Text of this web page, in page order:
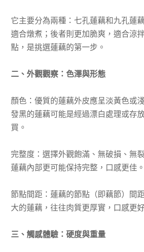
它主要分為兩種：七孔蓮藕和九孔蓮
適合燉煮；後者則更加脆爽，適合涼
點，是挑選蓮藕的第一步。
二、外觀觀察：色澤與形態
顏色：優質的蓮藕外皮應呈淡黃色或
發黑的蓮藕可能是經過漂白處理或存
買。
完整度：選擇外觀飽滿、無破損、無
蓮藕內部更可能保持完整，口感更佳。
節點間距：蓮藕的節點（即藕節）間
大的蓮藕，往往肉質更厚實，口感更
三、觸感體驗：硬度與重量